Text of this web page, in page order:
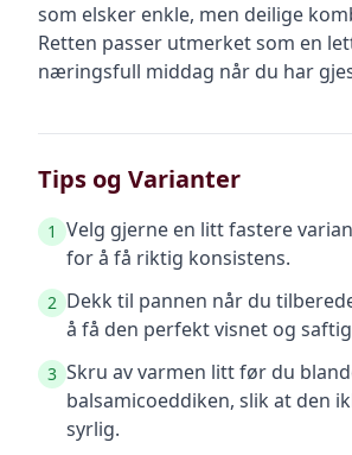
som elsker enkle, men deilige
Retten passer utmerket som en
næringsfull middag når du har
Tips og Varianter
1 Velg gjerne en litt fastere
for å få riktig konsistens.
2 Dekk til pannen når du
å få den perfekt visnet og
3 Skru av varmen litt før du
balsamicoeddiken, slik at den
syrlig.